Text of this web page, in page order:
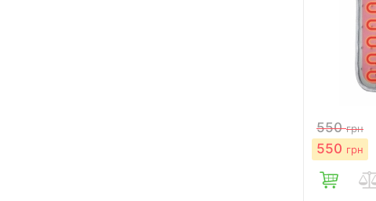
550 грн
550 грн